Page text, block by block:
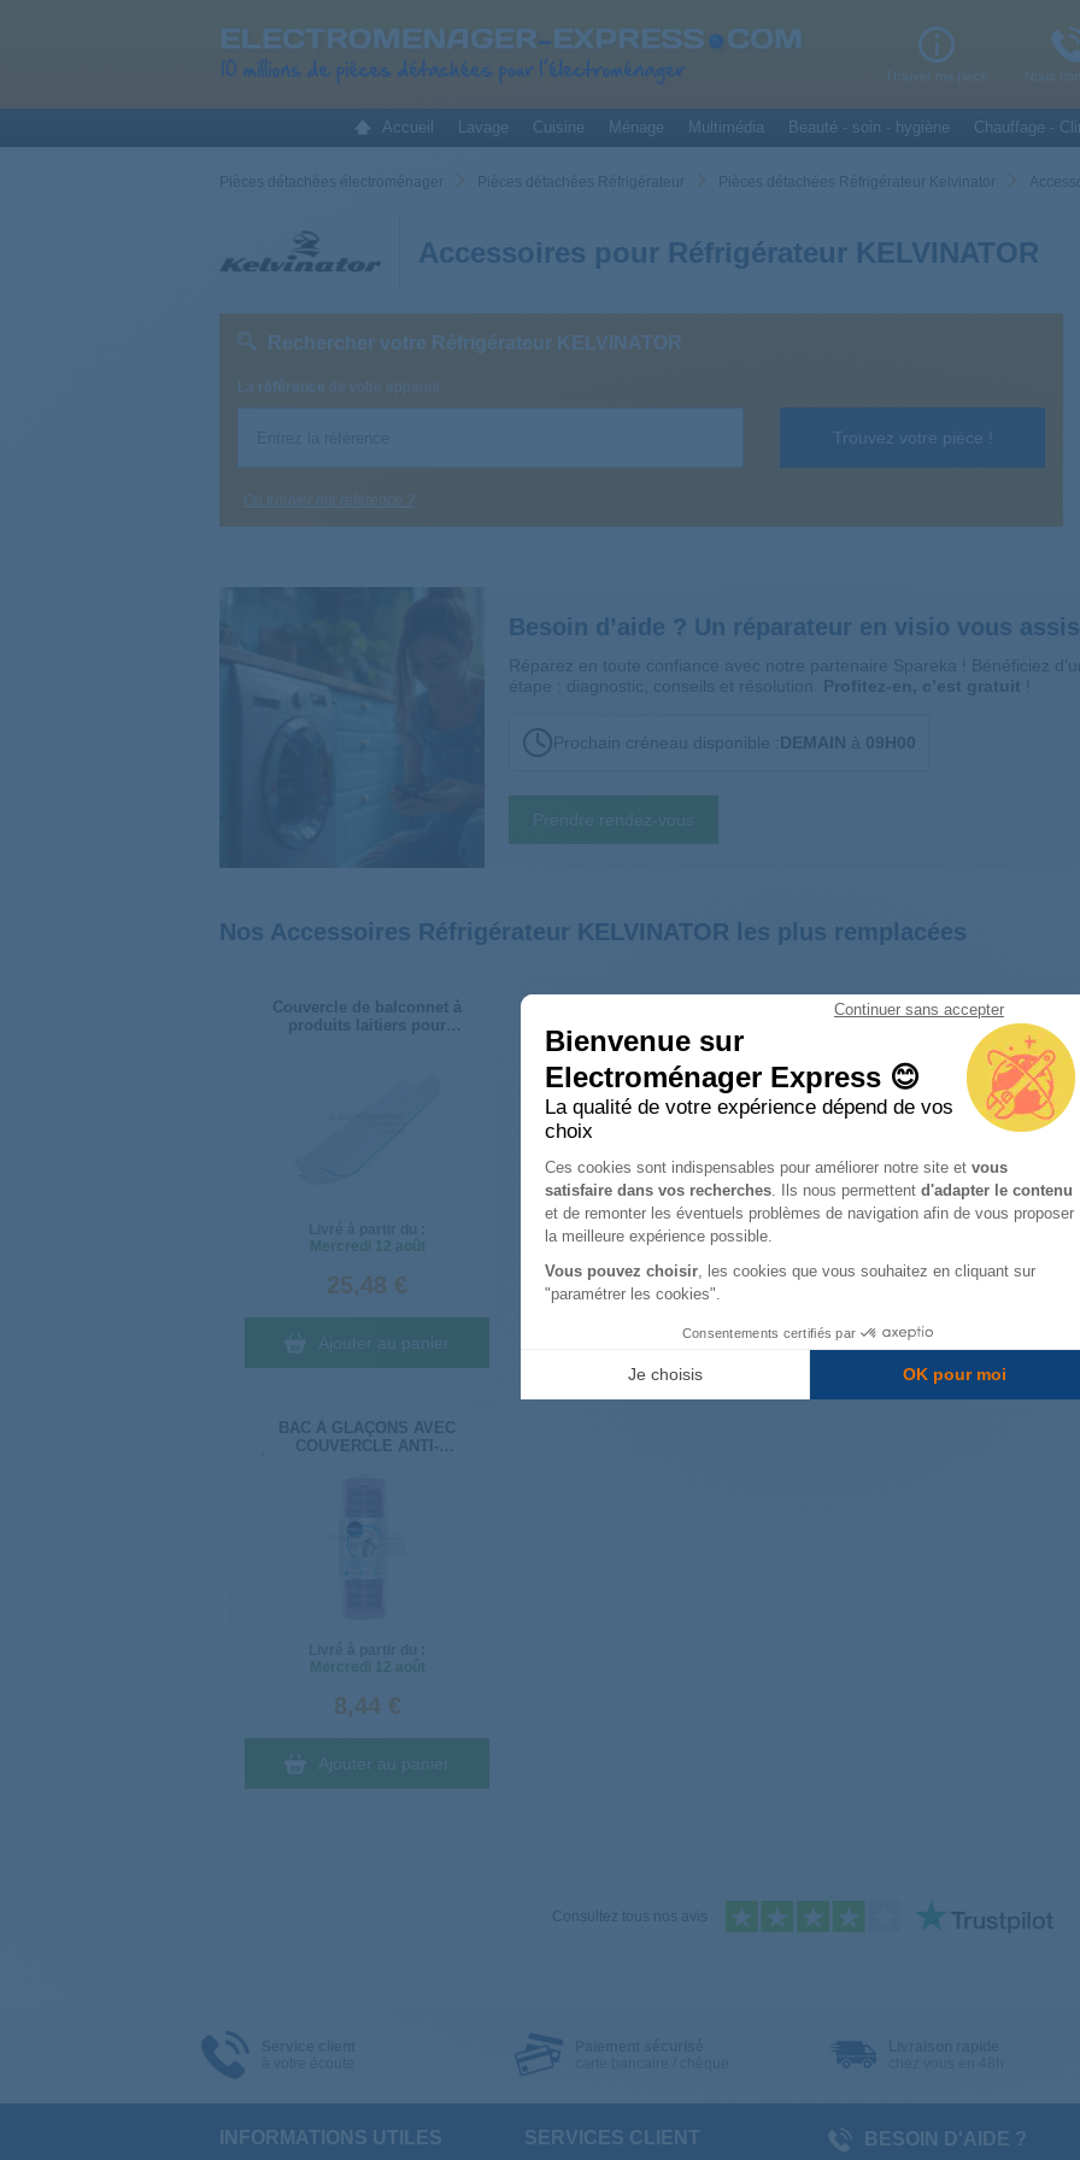
Continuer sans accepter
Bienvenue sur
Electroménager Express 😊
La qualité de votre expérience dépend de vos
choix
Plateforme de Gestion du
Ces cookies sont indispensables pour améliorer notre site et vous
satisfaire dans vos recherches. Ils nous permettent d'adapter le contenu
et de remonter les éventuels problèmes de navigation afin de vous proposer
la meilleure expérience possible.
Vous pouvez choisir, les cookies que vous souhaitez en cliquant sur
"paramétrer les cookies".
Consentements certifiés par
Je choisis OK pour moi
Axeptio consent
Trouver ma pièce Nous
Accueil Lavage Cuisine Ménage Multimédia Beauté - soin - hygiène Chauffage -
Pièces détachées électroménager Pièces détachées Réfrigérateur Pièces détachées Réfrigérateur Kelvinator
Accessoires pour Réfrigérateur KELVINATOR
Rechercher votre Réfrigérateur KELVINATOR
La référence de votre appareil
Trouvez votre pièce !
Où trouver ma référence ?
Besoin d’aide ? Un réparateur en visio vous
Réparez en toute confiance avec notre partenaire Spareka ! Bénéficiez
étape : diagnostic, conseils et résolution. Profitez-en, c’est gratuit
Prochain créneau disponible : DEMAIN à 09H00
Prendre rendez-vous
Nos Accessoires Réfrigérateur KELVINATOR les plus remplacées
Couvercle de balconnet à
produits laitiers pour
Mercredi
12 août
25,48 €
Ajouter au panier
Livré à partir du :
Mercredi 12 août
33,40 €
Ajouter au panier
Clayette couvercle de bac à
légumes en verre 2249076080
37,25 €
Ajouter au panier
BAC À GLAÇONS AVEC
COUVERCLE ANTI-
Mercredi
12 août
8,44 €
Ajouter au panier
Consultez tous nos avis
INFORMATIONS UTILES SERVICES CLIENT BESOIN D'AIDE ?